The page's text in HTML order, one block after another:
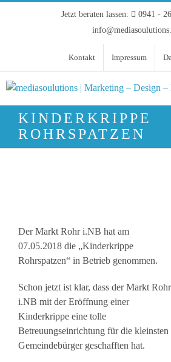
Jetzt beraten lassen: 0941 -
Kontakt Impressum
KINDERKRIPPE
ROHRSPATZEN
Der Markt Rohr i.NB hat am
07.05.2018 die „Kinderkrippe
Rohrspatzen“ in Betrieb genommen.
Schon jetzt ist klar, dass der Markt Rohr
i.NB mit der Eröffnung einer
Kinderkrippe eine tolle
Betreuungseinrichtung für die kleinsten
Gemeindebürger geschafften hat.